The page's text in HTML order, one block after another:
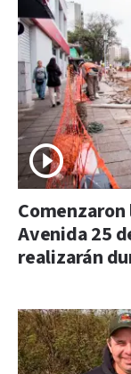
Avenida 25
realizarán